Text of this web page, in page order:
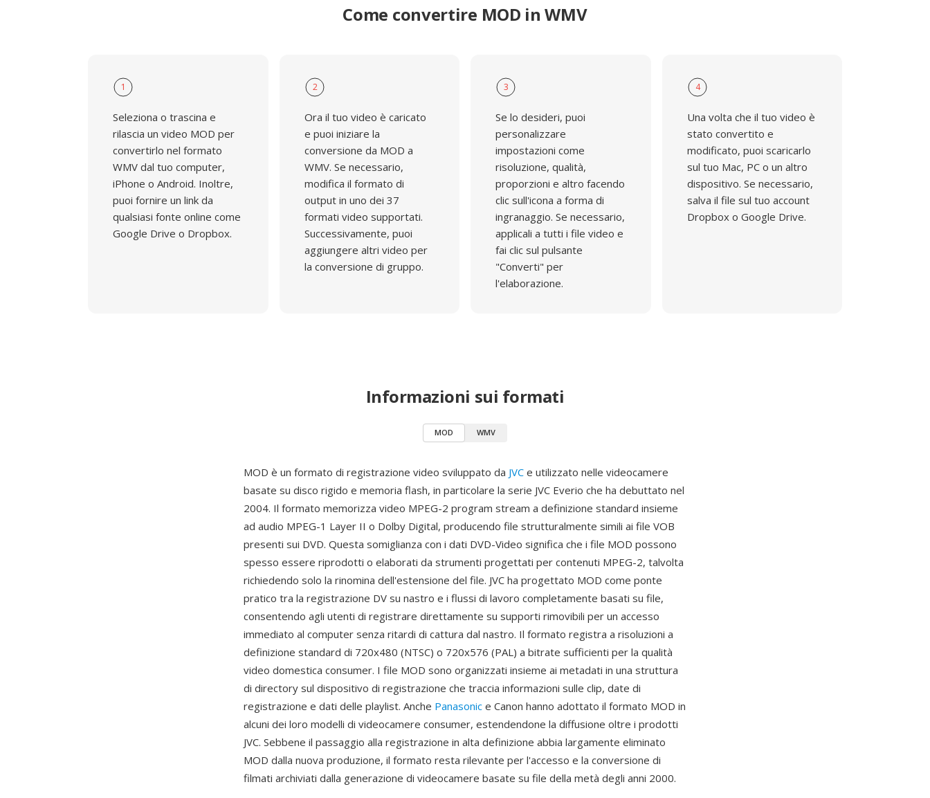
Come convertire MOD in WMV
1
Seleziona o trascina e
rilascia un video MOD per
convertirlo nel formato
WMV dal tuo computer,
iPhone o Android. Inoltre,
puoi fornire un link da
qualsiasi fonte online come
Google Drive o Dropbox.
2
Ora il tuo video è caricato
e puoi iniziare la
conversione da MOD a
WMV. Se necessario,
modifica il formato di
output in uno dei 37
formati video supportati.
Successivamente, puoi
aggiungere altri video per
la conversione di gruppo.
3
Se lo desideri, puoi
personalizzare
impostazioni come
risoluzione, qualità,
proporzioni e altro facendo
clic sull'icona a forma di
ingranaggio. Se necessario,
applicali a tutti i file video e
fai clic sul pulsante
"Converti" per
l'elaborazione.
4
Una volta che il tuo video è
stato convertito e
modificato, puoi scaricarlo
sul tuo Mac, PC o un altro
dispositivo. Se necessario,
salva il file sul tuo account
Dropbox o Google Drive.
Informazioni sui formati
MOD WMV
MOD è un formato di registrazione video sviluppato da JVC e utilizzato nelle videocamere
basate su disco rigido e memoria flash, in particolare la serie JVC Everio che ha debuttato nel
2004. Il formato memorizza video MPEG-2 program stream a definizione standard insieme
ad audio MPEG-1 Layer II o Dolby Digital, producendo file strutturalmente simili ai file VOB
presenti sui DVD. Questa somiglianza con i dati DVD-Video significa che i file MOD possono
spesso essere riprodotti o elaborati da strumenti progettati per contenuti MPEG-2, talvolta
richiedendo solo la rinomina dell'estensione del file. JVC ha progettato MOD come ponte
pratico tra la registrazione DV su nastro e i flussi di lavoro completamente basati su file,
consentendo agli utenti di registrare direttamente su supporti rimovibili per un accesso
immediato al computer senza ritardi di cattura dal nastro. Il formato registra a risoluzioni a
definizione standard di 720x480 (NTSC) o 720x576 (PAL) a bitrate sufficienti per la qualità
video domestica consumer. I file MOD sono organizzati insieme ai metadati in una struttura
di directory sul dispositivo di registrazione che traccia informazioni sulle clip, date di
registrazione e dati delle playlist. Anche Panasonic e Canon hanno adottato il formato MOD in
alcuni dei loro modelli di videocamere consumer, estendendone la diffusione oltre i prodotti
JVC. Sebbene il passaggio alla registrazione in alta definizione abbia largamente eliminato
MOD dalla nuova produzione, il formato resta rilevante per l'accesso e la conversione di
filmati archiviati dalla generazione di videocamere basate su file della metà degli anni 2000.